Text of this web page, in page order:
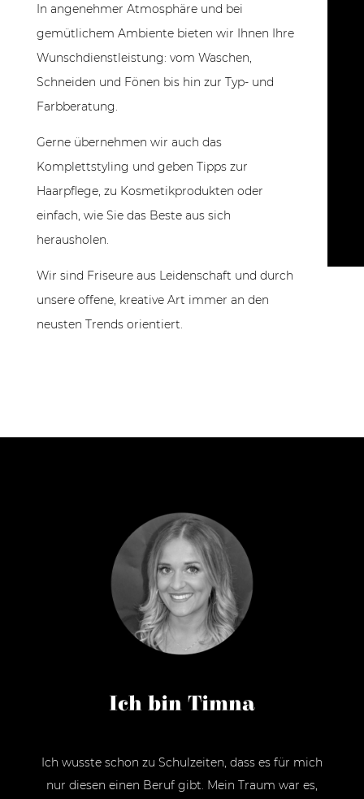
In angenehmer Atmosphäre und bei
gemütlichem Ambiente bieten wir Ihnen Ihre
Wunschdienstleistung: vom Waschen,
Schneiden und Fönen bis hin zur Typ- und
Farbberatung.
Gerne übernehmen wir auch das
Komplettstyling und geben Tipps zur
Haarpflege, zu Kosmetikprodukten oder
einfach, wie Sie das Beste aus sich
herausholen.
Wir sind Friseure aus Leidenschaft und durch
unsere offene, kreative Art immer an den
neusten Trends orientiert.
Ich bin Timna
Ich wusste schon zu Schulzeiten, dass es für mich
nur diesen einen Beruf gibt. Mein Traum war es,